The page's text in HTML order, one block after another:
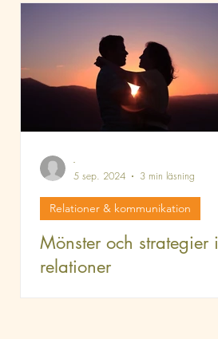
Mönster och strategier i
relationer
Relationer & kommunikation
-
5 sep. 2024
3 min läsning